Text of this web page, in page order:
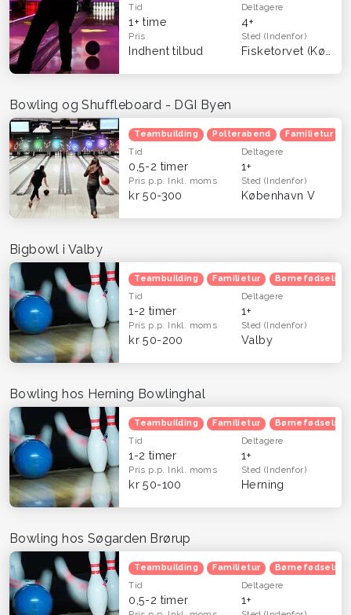
Tid
1+ time
Deltagere
4+
Pris
Indhent tilbud
Sted(Indenfor)
Bowling og Shuffleboard - DGI Byen
Teambuilding Polterabend Familietur
Tid
0,5-2 timer
Deltagere
1+
Pris p.p. Inkl. moms
kr 50-300
Sted(Indenfor)
København V
Bigbowl i Valby
Teambuilding Familietur
Tid
1-2 timer
Deltagere
1+
Pris p.p. Inkl. moms
kr 50-200
Sted(Indenfor)
Valby
Bowling hos Herning Bowlinghal
Teambuilding Familietur
Tid
1-2 timer
Deltagere
1+
Pris p.p. Inkl. moms
kr 50-100
Sted(Indenfor)
Herning
Bowling hos Søgarden Brørup
Teambuilding Familietur
Tid
0,5-2 timer
Deltagere
1+